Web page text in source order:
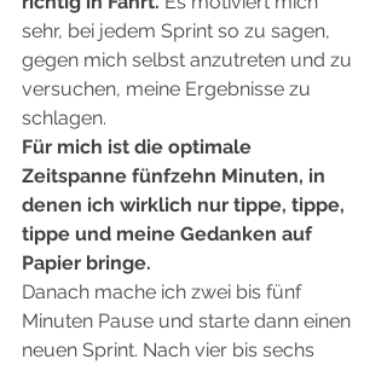
sehr, bei jedem Sprint so zu sagen,
gegen mich selbst anzutreten und zu
versuchen, meine Ergebnisse zu
schlagen.
Für mich ist die optimale
Zeitspanne fünfzehn Minuten, in
denen ich wirklich nur tippe, tippe,
tippe und meine Gedanken auf
Papier bringe.
Danach mache ich zwei bis fünf
Minuten Pause und starte dann einen
neuen Sprint. Nach vier bis sechs